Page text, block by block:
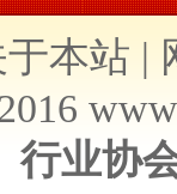
于本站 |
行业协